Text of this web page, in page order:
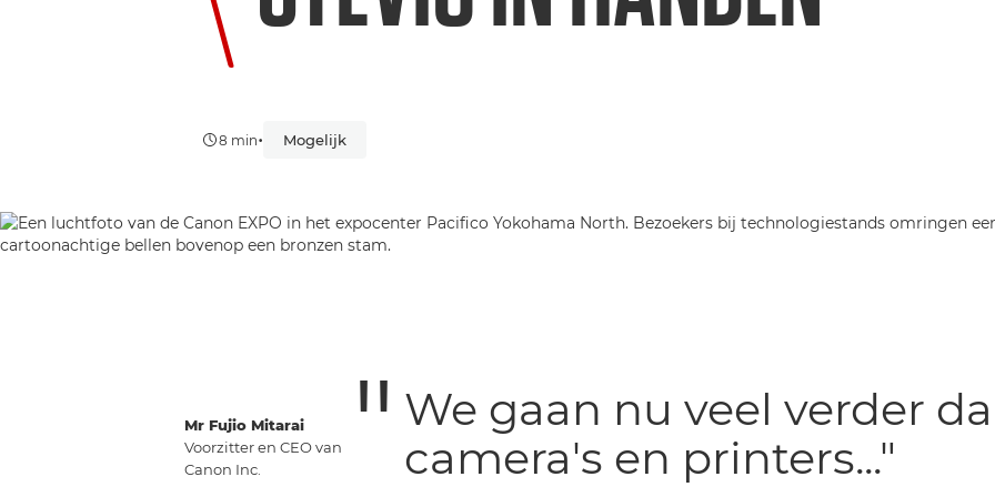
8 min• Mogelijk
Mr Fujio Mitarai
Voorzitter en CEO van
Canon Inc.
We gaan nu veel verder
camera's en printers..."